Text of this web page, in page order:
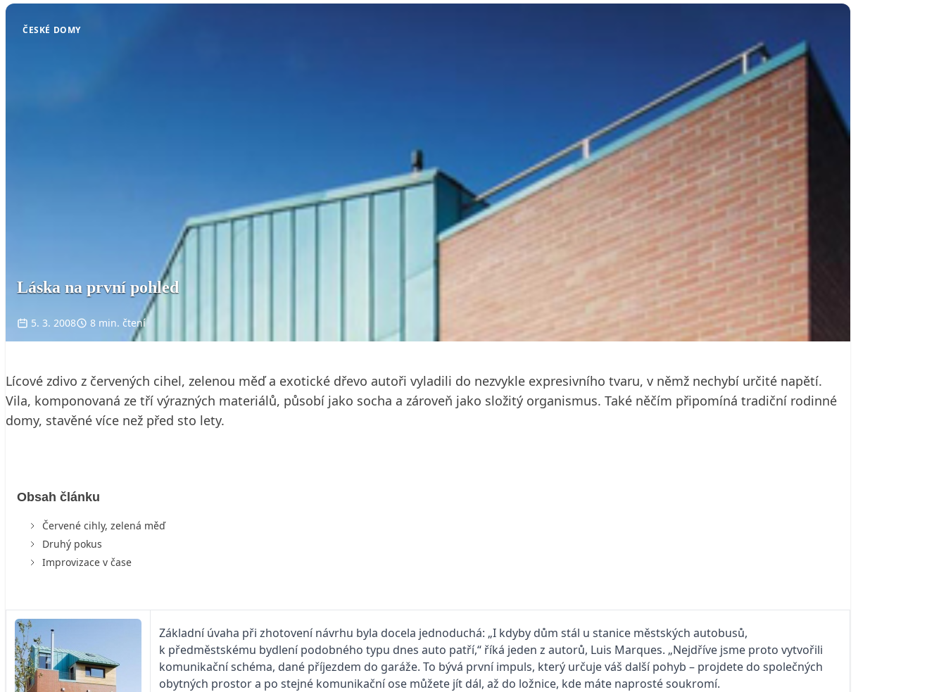
ČESKÉ DOMY
Láska na první pohled
5. 3. 2008 8 min. čtení
Lícové zdivo z červených cihel, zelenou měď a exotické dřevo autoři vyladili do nezvykle expresivního tvaru, v němž nechybí určité napětí.
Vila, komponovaná ze tří výrazných materiálů, působí jako socha a zároveň jako složitý organismus. Také něčím připomíná tradiční rodinné
domy, stavěné více než před sto lety.
Obsah článku
Červené cihly, zelená měď
Druhý pokus
Improvizace v čase
Základní úvaha při zhotovení návrhu byla docela jednoduchá: „I kdyby dům stál u stanice městských autobusů,
k předměstskému bydlení podobného typu dnes auto patří,“ říká jeden z autorů, Luis Marques. „Nejdříve jsme proto vytvořili
komunikační schéma, dané příjezdem do garáže. To bývá první impuls, který určuje váš další pohyb – projdete do společných
obytných prostor a po stejné komuni­kační ose můžete jít dál, až do ložnice, kde máte naprosté soukromí.